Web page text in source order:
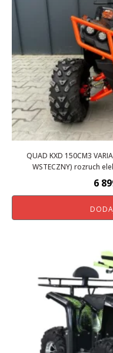
QUAD KXD 150CM3
WSTECZNY) rozruch
6